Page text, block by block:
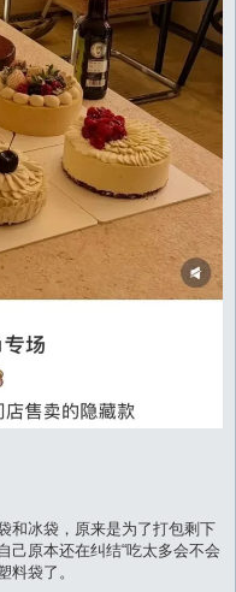
和冰袋，原来是为了打包剩下
己原本还在纠结“吃太多会不会
料袋了。